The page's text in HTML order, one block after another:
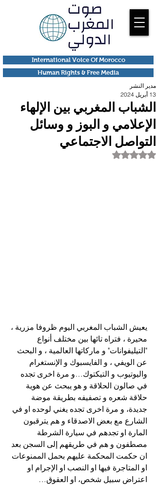
Human Rights & Free Media
International Voice Of Morocco
الشباب المغربي بين الإلهاء
الإعلامي و البوز و وسائل
التواصل الاجتماعي
مدير النشر
13 أبريل 2024
تم التقييم بـ ليس رقمًا من أصل 5 نجوم.
يعيش الشباب المغربي اليوم ظروفا مزرية ،
محيرة ، فتراه تائها بين مختلف أنواع
"التيليفوانات" و ماركاتها العالمية ، و البحث
عن الويفي ، و الفايسبوك و الإنستغرام
واليوتيوب و التيكتوك…و مرة اخرى تجده
في صالون الحلاقة و هو يبحث عن هوية
حلاقة شعره و تصفيفه بطريقة موضة
جديدة، و مرة اخرى تجده يغني لوحده او في
الشارع مع بعض الاصدقاء و هم يترقبون
المارة او تجدهم في سيارة الشرطة
مصطفون و هم في طريقهم إلى السجن بعد
ان حكمت المحكمة عليهم بحمل الممنوعات
او المتاجرة فيها او النصب او الإجرام او
اعتراض سبيل شخص، او العقوق…